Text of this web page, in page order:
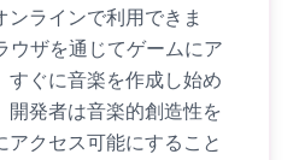
ンラインで利用できま
ウザを通じてゲームにア
すぐに音楽を作成し始め
開発者は音楽的創造性を
アクセス可能にすること